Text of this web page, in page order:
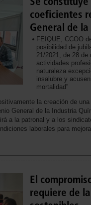
coeficientes
General de
FEIQUE, CCOO
posibilidad de
21/2021, de 28 de
actividades
naturaleza
insalubre y
mortalidad”
la creación de
General de la Industria
a la patronal y a los
laborales para
El
requiere de